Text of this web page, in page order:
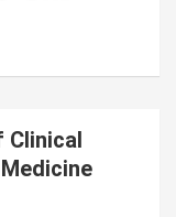
Clinical